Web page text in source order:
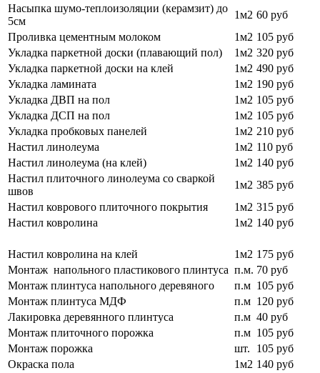
Насыпка шумо-теплоизоляции (керамзит) до
5см
1м2 60 руб
Проливка цементным молоком
1м2 105 руб
Укладка паркетной доски (плавающий пол)
1м2 320 руб
Укладка паркетной доски на клей
1м2 490 руб
Укладка ламината
1м2 190 руб
Укладка ДВП на пол
1м2 105 руб
Укладка ДСП на пол
1м2 105 руб
Укладка пробковых панелей
1м2 210 руб
Настил линолеума
1м2 110 руб
Настил линолеума (на клей)
1м2 140 руб
Настил плиточного линолеума со сваркой
швов
1м2 385 руб
Настил коврового плиточного покрытия
1м2 315 руб
Настил ковролина
1м2 140 руб
Настил ковролина на клей 1м2 175 руб
Монтаж напольного пластикового плинтуса п.м. 70 руб
Монтаж плинтуса напольного деревяного
п.м 105 руб
Монтаж плинтуса МДФ
п.м 120 руб
Лакировка деревянного плинтуса
п.м 40 руб
Монтаж плиточного порожка
п.м 105 руб
Монтаж порожка
шт.
105 руб
Окраска пола
1м2 140 руб